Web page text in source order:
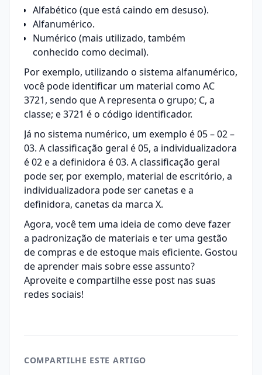
Alfabético (que está caindo em desuso).
Alfanumérico.
Numérico (mais utilizado, também
conhecido como decimal).
Por exemplo, utilizando o sistema alfanumérico,
você pode identificar um material como AC
3721, sendo que A representa o grupo; C, a
classe; e 3721 é o código identificador.
Já no sistema numérico, um exemplo é 05 – 02 –
03. A classificação geral é 05, a individualizadora
é 02 e a definidora é 03. A classificação geral
pode ser, por exemplo, material de escritório, a
individualizadora pode ser canetas e a
definidora, canetas da marca X.
Agora, você tem uma ideia de como deve fazer
a padronização de materiais e ter uma gestão
de compras e de estoque mais eficiente. Gostou
de aprender mais sobre esse assunto?
Aproveite e compartilhe esse post nas suas
redes sociais!
COMPARTILHE ESTE ARTIGO